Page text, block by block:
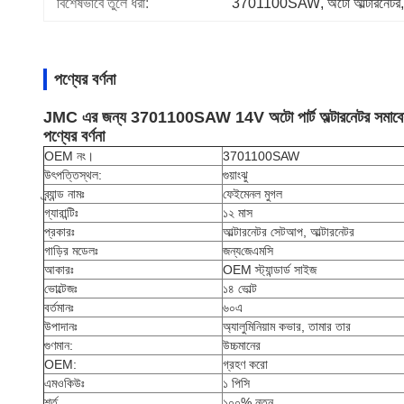
বিশেষভাবে তুলে ধরা: 3701100SAW, অটো আল্টারনেটর,
পণ্যের বর্ণনা
JMC এর জন্য 3701100SAW 14V অটো পার্ট অল্টারনেটর
পণ্যের বর্ণনা
OEM নং।
3701100SAW
উৎপত্তিস্থল:
গুয়াংঝু
ব্র্যান্ড নামঃ
ফেইমেনল মুগল
গ্যারান্টিঃ
১২ মাস
প্রকারঃ
আল্টারনেটর সেটআপ, আল্টারনেটর
গাড়ির মডেলঃ
জন্যজেএমসি
আকারঃ
OEM স্ট্যান্ডার্ড সাইজ
ভোল্টেজঃ
১৪ ভোল্ট
বর্তমানঃ
৬০এ
উপাদানঃ
অ্যালুমিনিয়াম কভার, তামার তার
গুণমান:
উচ্চমানের
OEM:
গ্রহণ করো
এমওকিউঃ
১ পিসি